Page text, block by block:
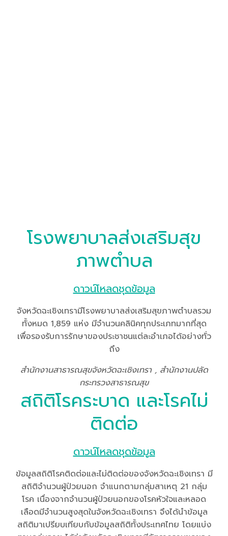
โรงพยาบาลส่งเสริมสุข
ภาพตำบล
ดาวน์โหลดชุดข้อมูล
จังหวัดฉะเชิงเทรามีโรงพยาบาลส่งเสริมสุขภาพตำบลรวม
ทั้งหมด 1,859 แห่ง มีจำนวนคลินิคทุกประเภทมากที่สุด
เพื่อรองรับการรักษาของประชาชนแต่ละอำเภอได้อย่างทั่ว
ถึง
สำนักงานสาธารณสุขจังหวัดฉะเชิงเทรา , สำนักงานปลัด
กระทรวงสาธารณสุข
สถิติโรคระบาด และโรคไม่
ติดต่อ
ดาวน์โหลดชุดข้อมูล
ข้อมูลสถิติโรคติดต่อและไม่ติดต่อของจังหวัดฉะเชิงเทรา มี
สถิติจำนวนผู้ป่วยนอก จำแนกตามกลุ่มสาเหตุ 21 กลุ่ม
โรค เนื่องจากจำนวนผู้ป่วยนอกของโรคหัวใจและหลอด
เลือดมีจำนวนสูงสุดในจังหวัดฉะเชิงเทรา จึงได้นำข้อมูล
สถิติมาเปรียบเทียบกับข้อมูลสถิติทั้งประเทศไทย โดยแบ่ง